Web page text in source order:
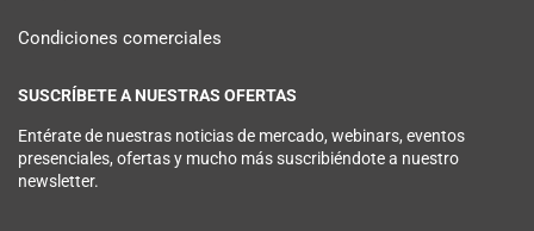
Condiciones comerciales
SUSCRÍBETE A NUESTRAS OFERTAS
Entérate de nuestras noticias de mercado, webinars, eventos
presenciales, ofertas y mucho más suscribiéndote a nuestro
newsletter.